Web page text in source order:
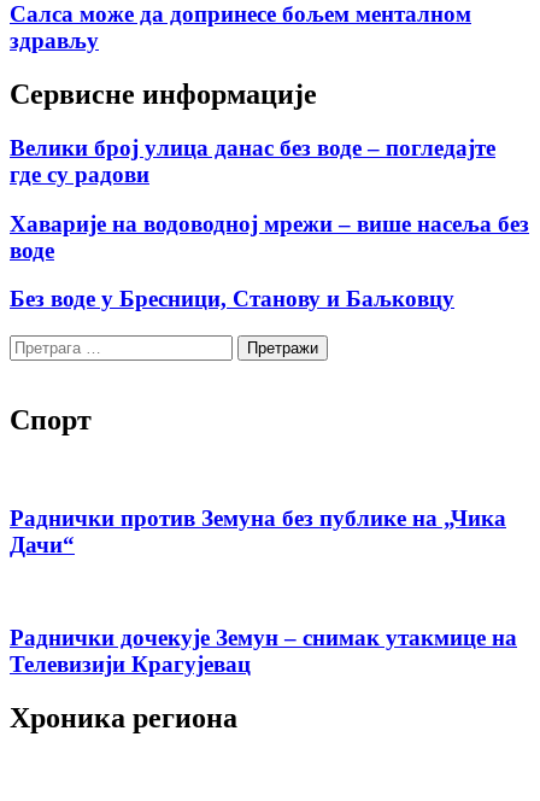
Салса може да допринесе бољем менталном
здрављу
Сервисне информације
Велики број улица данас без воде – погледајте
где су радови
Хаварије на водоводној мрежи – више насеља без
воде
Без воде у Бресници, Станову и Баљковцу
Претрага
за:
Спорт
Раднички против Земуна без публике на „Чика
Дачи“
Раднички дочекује Земун – снимак утакмице на
Телевизији Крагујевац
Хроника региона